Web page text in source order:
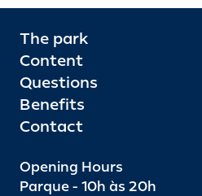
The park
Content
Questions
Benefits
Contact
Opening Hours
Parque - 10h às 20h